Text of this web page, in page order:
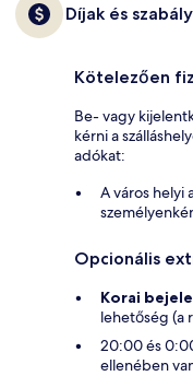
Díjak és
Kötelezően
Be- vagy
kérni a
adókat:
A város helyi
Opcionális
Korai
lehetőség (a
20:00 és
ellenében